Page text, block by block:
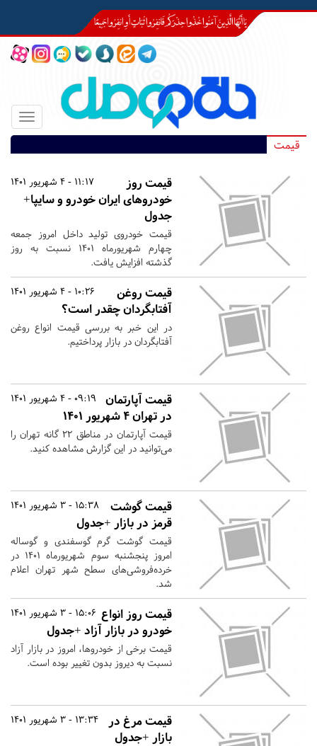
Toggle
قیمت
11:17 - 4 شهریور 1401
قیمت روز
خودروهای ایران خودرو و سایپا+
جدول
قیمت خودروی تولید داخل امروز جمعه
چهارم شهریورماه ۱۴۰۱ نسبت به روز
گذشته افزایش یافت.
10:26 - 4 شهریور 1401
قیمت روغن
آفتابگردان چقدر است؟
در این خبر به بررسی قیمت انواع روغن
آفتابگردان در بازار پرداختیم.
09:19 - 4 شهریور 1401
قیمت آپارتمان
در تهران ۴ شهریور ۱۴۰۱
قیمت آپارتمان در مناطق ۲۲ گانه تهران را
می‌توانید در این گزارش مشاهده کنید.
15:38 - 3 شهریور 1401
قیمت گوشت
قرمز در بازار +جدول
قیمت گوشت گرم گوسفندی و گوساله
امروز پنجشنبه سوم شهریورماه ۱۴۰۱ در
خرده‌فروشی‌های سطح شهر تهران اعلام
شد.
15:06 - 3 شهریور 1401 قیمت روز انواع
خودرو در بازار آزاد +جدول
قیمت برخی از خودروها، امروز در بازار آزاد
نسبت به دیروز بدون تغییر بوده است.
13:34 - 3 شهریور 1401
قیمت مرغ در
بازار +جدول